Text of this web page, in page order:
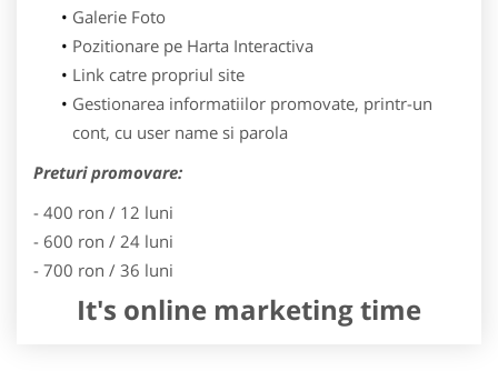
Galerie Foto
Pozitionare pe Harta Interactiva
Link catre propriul site
Gestionarea informatiilor promovate, printr-un
cont, cu user name si parola
Preturi promovare:
- 400 ron / 12 luni
- 600 ron / 24 luni
- 700 ron / 36 luni
It's online marketing time